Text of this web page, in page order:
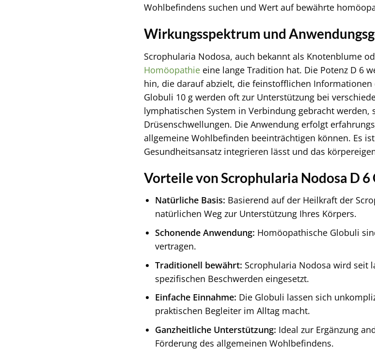
Wohlbefindens suchen und Wert auf bewährte
Wirkungsspektrum und
Scrophularia Nodosa, auch bekannt als Knotenblume
Homöopathie eine lange Tradition hat. Die Potenz D 6
hin, die darauf abzielt, die feinstofflichen
Globuli 10 g werden oft zur Unterstützung bei
lymphatischen System in Verbindung gebracht
Drüsenschwellungen. Die Anwendung erfolgt
allgemeine Wohlbefinden beeinträchtigen können. Es
Gesundheitsansatz integrieren lässt und das
Vorteile von Scrophularia Nodosa D 6
Natürliche Basis: Basierend auf der Heilkraft der
natürlichen Weg zur Unterstützung Ihres Körpers.
Schonende Anwendung: Homöopathische Globuli
vertragen.
Traditionell bewährt: Scrophularia Nodosa wird seit
spezifischen Beschwerden eingesetzt.
Einfache Einnahme: Die Globuli lassen sich
praktischen Begleiter im Alltag macht.
Ganzheitliche Unterstützung: Ideal zur Ergänzung
Förderung des allgemeinen Wohlbefindens.